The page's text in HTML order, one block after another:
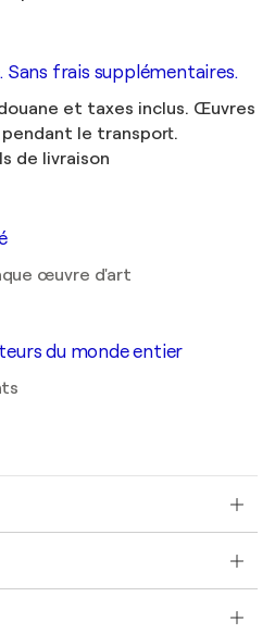
Sans frais supplémentaires.
et taxes inclus. Œuvres
pendant le transport.
de livraison
œuvre d'art
du monde entier